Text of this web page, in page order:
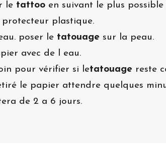
le tattoo en suivant le plus
plastique.
poser le tatouage sur la peau.
avec de l eau.
pour vérifier si letatouage reste
le papier attendre quelques
de 2 a 6 jours.